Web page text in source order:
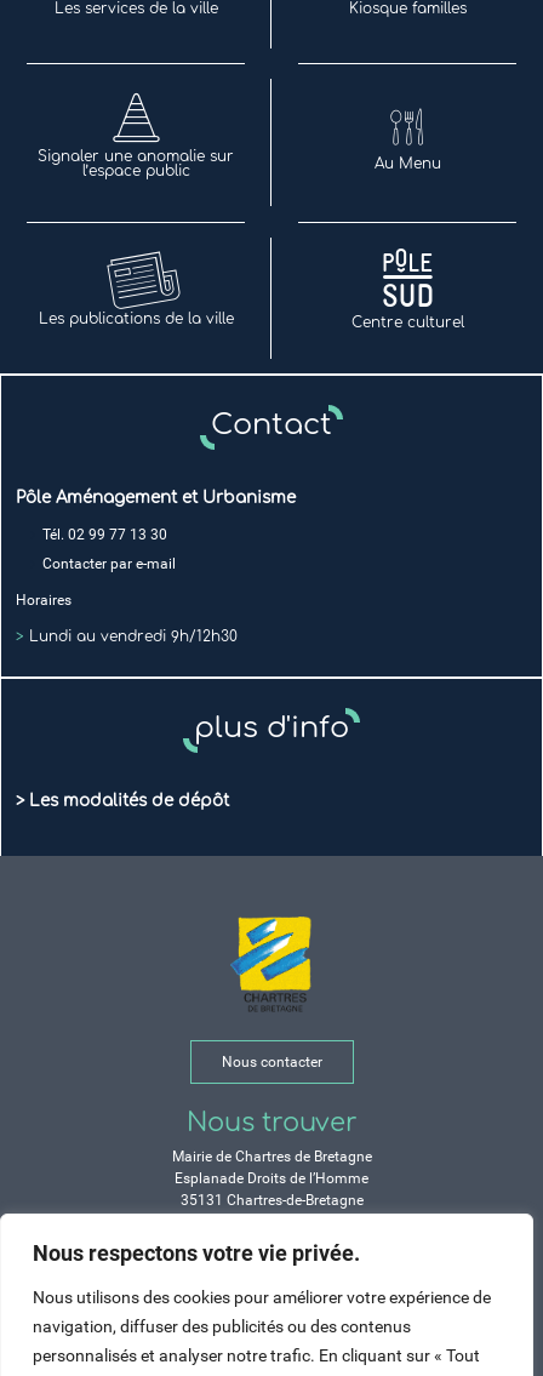
Nous respectons votre vie privée.
Nous utilisons des cookies pour améliorer votre expérience de
navigation, diffuser des publicités ou des contenus
personnalisés et analyser notre trafic. En cliquant sur « Tout
Les services de la ville Kiosque familles
Signaler une anomalie sur
l’espace public
Au Menu
Les publications de la ville Centre culturel
Contact
Pôle Aménagement et Urbanisme
Tél. 02 99 77 13 30
Contacter par e-mail
Horaires
> Lundi au vendredi 9h/12h30
plus d'info
> Les modalités de dépôt
Nous contacter
Nous trouver
Mairie de Chartres de Bretagne
Esplanade Droits de l’Homme
35131 Chartres-de-Bretagne
Durant les congés d’été :
Lundi, mardi, mercredi et vendredi :
de 9h à 12h et de 14h à 17h